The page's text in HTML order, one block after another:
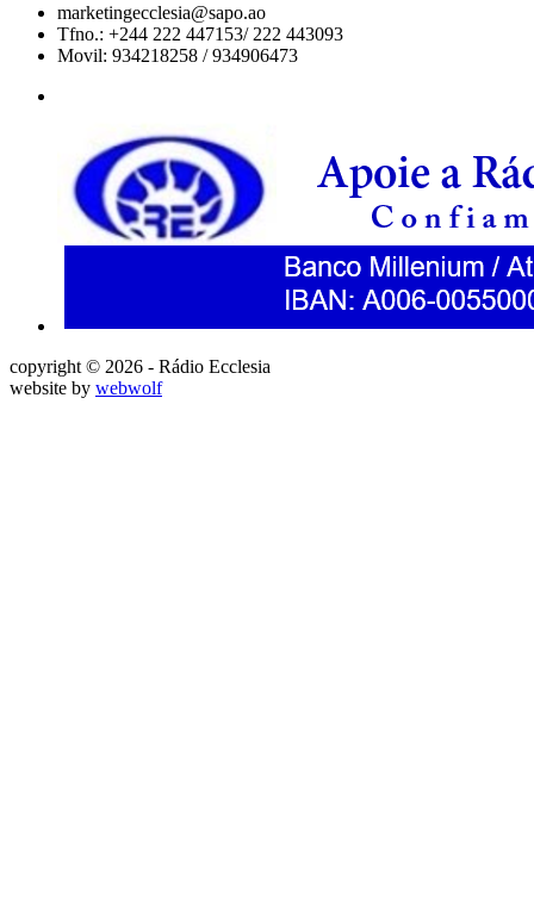
marketingecclesia@sapo.ao
Tfno.: +244 222 447153/ 222 443093
Movil: 934218258 / 934906473
copyright © 2026 - Rádio Ecclesia
website by webwolf